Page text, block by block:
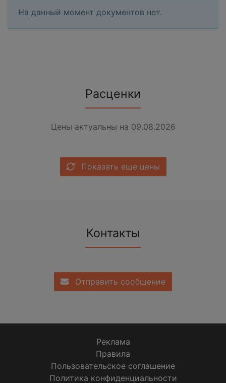
На данный момент документов нет.
Расценки
Цены актуальны на 09.08.2026
Показать еще цены
Контакты
Отправить сообщение
Реклама
Правила
Пользовательское соглашение
Политика конфиденциальности